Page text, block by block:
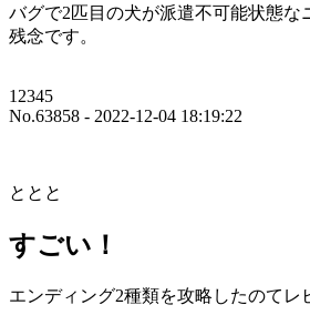
バグで2匹目の犬が派遣不可能状態な
残念です。
12345
No.63858 - 2022-12-04 18:19:22
ととと
すごい！
エンディング2種類を攻略したのてレ